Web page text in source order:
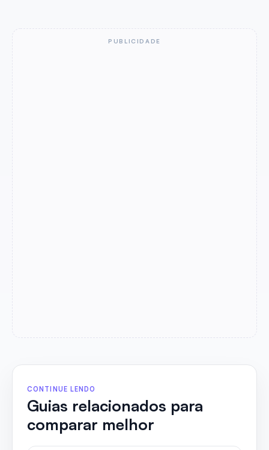
PUBLICIDADE
CONTINUE LENDO
Guias relacionados para
comparar melhor